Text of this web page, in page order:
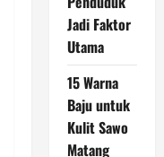
Jadi Faktor
Utama
15 Warna
Baju untuk
Kulit Sawo
Matang